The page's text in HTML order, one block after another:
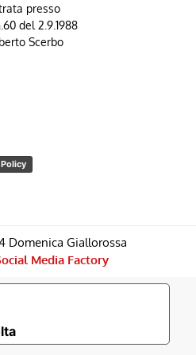
presso
del 2.9.1988
Scerbo
Domenica Giallorossa
Media Factory
Relative Alla Privacy